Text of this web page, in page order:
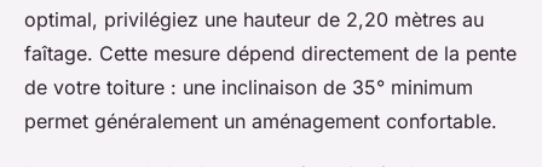
optimal, privilégiez une hauteur de 2,20 mètres au
faîtage. Cette mesure dépend directement de la pente
de votre toiture : une inclinaison de 35° minimum
permet généralement un aménagement confortable.